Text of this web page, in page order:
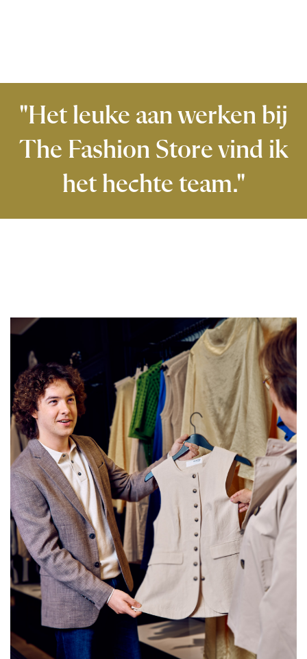
"Het leuke aan werken bij
The Fashion Store vind ik
het hechte team."